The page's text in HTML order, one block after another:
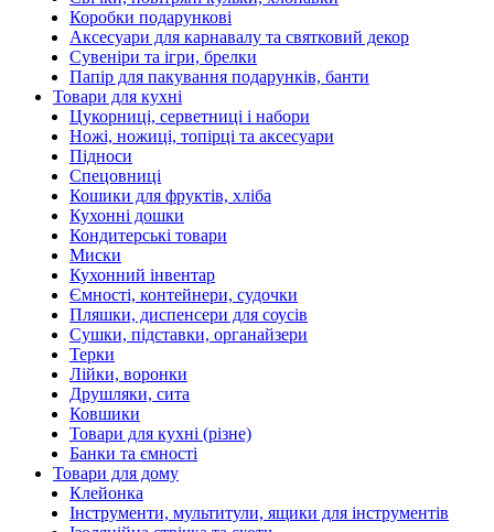
Коробки подарункові
Аксесуари для карнавалу та святковий декор
Сувеніри та ігри, брелки
Папір для пакування подарунків, банти
Товари для кухні
Цукорниці, серветниці і набори
Ножі, ножиці, топірці та аксесуари
Підноси
Спецовниці
Кошики для фруктів, хліба
Кухонні дошки
Кондитерські товари
Миски
Кухонний інвентар
Ємності, контейнери, судочки
Пляшки, диспенсери для соусів
Сушки, підставки, органайзери
Терки
Лійки, воронки
Друшляки, сита
Ковшики
Товари для кухні (різне)
Банки та ємності
Товари для дому
Клейонка
Інструменти, мультитули, ящики для інструментів